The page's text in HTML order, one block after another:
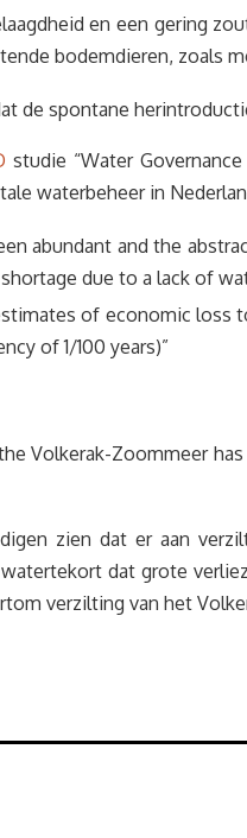
en een gering
bodemdieren, zoals
de spontane
studie “Water
waterbeheer in
abundant and the
due to a lack of
of economic loss
of 1/100 years)”
Volkerak-Zoommeer
zien dat er aan
dat grote
verzilting van het